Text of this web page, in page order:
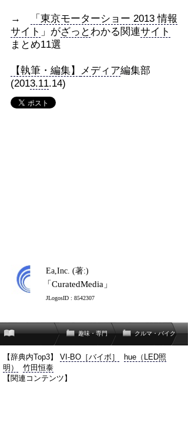
→ 「 東京モーターショー 2013 情報
サイト 」がざっとわかる関連サイト
まとめ11選
【執筆・編集】 メディア編集部
(2013.11.14)
Ea,Inc. (著:)
「CuratedMedia」
JLogosID : 8542307
趣味・専門 クルマ・バイク
【辞典内Top3】 VI-BO［バイボ］
hue（LED照
明）
竹田恒泰
【関連コンテンツ】